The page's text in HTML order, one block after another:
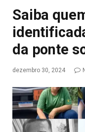
Saiba
da ponte
dezembro 30, 2024